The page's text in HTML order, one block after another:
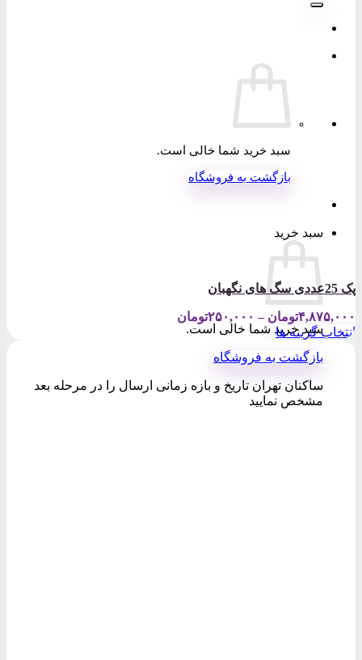
سبد خرید شما خالی است.
بازگشت به فروشگاه
سبد خرید
سبد خرید شما خالی است.
بازگشت به فروشگاه
ساکنان تهران تاریخ و بازه زمانی ارسال را در مرحله بعد
مشخص نمایید
پک 25عددی سگ های نگهبان
۴,۸۷۵,۰۰۰تومان – ۲۵۰,۰۰۰تومان
انتخاب گزینه ها
محصول
مختلفی